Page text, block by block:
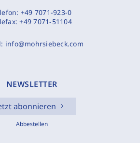
+49 7071-923-0
+49 7071-51104
info@mohrsiebeck.com
NEWSLETTER
abonnieren
Abbestellen